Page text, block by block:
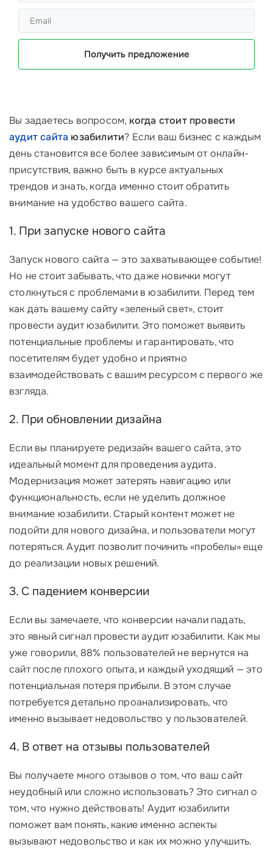
Получить предложение
Вы задаетесь вопросом, когда стоит провести
аудит сайта юзабилити? Если ваш бизнес с каждым
день становится все более зависимым от онлайн-
присутствия, важно быть в курсе актуальных
трендов и знать, когда именно стоит обратить
внимание на удобство вашего сайта.
1. При запуске нового сайта
Запуск нового сайта — это захватывающее событие!
Но не стоит забывать, что даже новички могут
столкнуться с проблемами в юзабилити. Перед тем
как дать вашему сайту «зеленый свет», стоит
провести аудит юзабилити. Это поможет выявить
потенциальные проблемы и гарантировать, что
посетителям будет удобно и приятно
взаимодействовать с вашим ресурсом с первого же
взгляда.
2. При обновлении дизайна
Если вы планируете редизайн вашего сайта, это
идеальный момент для проведения аудита.
Модернизация может затерять навигацию или
функциональность, если не уделить должное
внимание юзабилити. Старый контент может не
подойти для нового дизайна, и пользователи могут
потеряться. Аудит позволит починить «пробелы» еще
до реализации новых решений.
3. С падением конверсии
Если вы замечаете, что конверсии начали падать,
это явный сигнал провести аудит юзабилити. Как мы
уже говорили, 88% пользователей не вернутся на
сайт после плохого опыта, и каждый уходящий — это
потенциальная потеря прибыли. В этом случае
потребуется детально проанализировать, что
именно вызывает недовольство у пользователей.
4. В ответ на отзывы пользователей
Вы получаете много отзывов о том, что ваш сайт
неудобный или сложно использовать? Это сигнал о
том, что нужно действовать! Аудит юзабилити
поможет вам понять, какие именно аспекты
вызывают недовольство и как их можно улучшить.